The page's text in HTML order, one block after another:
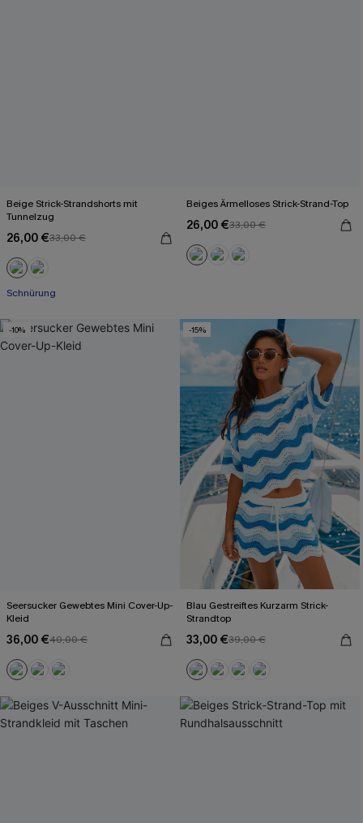
Beige Strick-Strandshorts mit
Tunnelzug
26,00 €33,00 €
Schnürung
Beiges Ärmelloses Strick-Strand-Top
26,00 €33,00 €
-10%
Seersucker Gewebtes Mini Cover-Up-
Kleid
36,00 €40,00 €
-15%
Blau Gestreiftes Kurzarm Strick-
Strandtop
33,00 €39,00 €